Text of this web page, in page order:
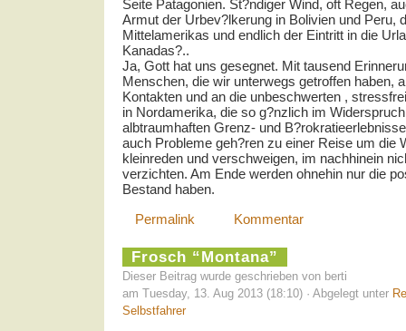
Seite Patagonien. St?ndiger Wind, oft Regen,
Armut der Urbev?lkerung in Bolivien und Peru,
Mittelamerikas und endlich der Eintritt in die
Kanadas?..
Ja, Gott hat uns gesegnet. Mit tausend
Menschen, die wir unterwegs getroffen haben,
Kontakten und an die unbeschwerten ,
in Nordamerika, die so g?nzlich im
albtraumhaften Grenz- und
auch Probleme geh?ren zu einer Reise um die
kleinreden und verschweigen, im nachhinein
verzichten. Am Ende werden ohnehin nur die
Bestand haben.
Permalink
Kommentar
Frosch “Montana”
Dieser Beitrag wurde geschrieben von berti
am Tuesday, 13. Aug 2013 (18:10) · Abgelegt unter
Selbstfahrer